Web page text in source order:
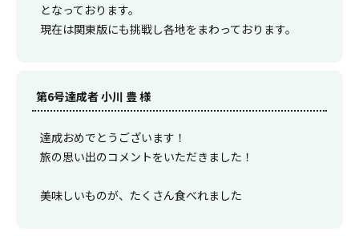
となっております。
現在は関東版にも挑戦し各地をまわっております。
第6号達成者 小川 豊 様
達成おめでとうございます！
旅の思い出のコメントをいただきました！
美味しいものが、たくさん食べれました